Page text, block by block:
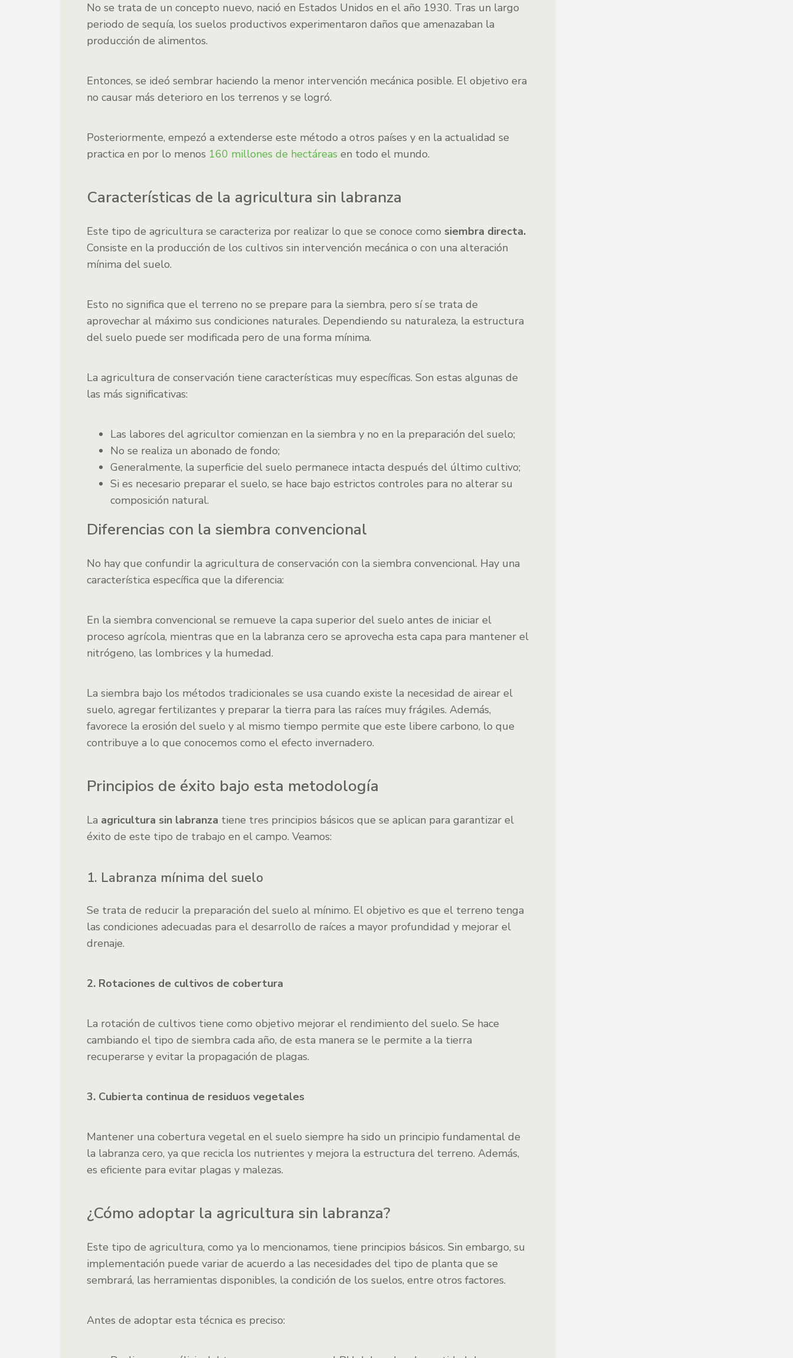
No se trata de un concepto nuevo, nació en Estados Unidos en el año 1930. Tras un largo
periodo de sequía, los suelos productivos experimentaron daños que amenazaban la
producción de alimentos.
Entonces, se ideó sembrar haciendo la menor intervención mecánica posible. El objetivo era
no causar más deterioro en los terrenos y se logró.
Posteriormente, empezó a extenderse este método a otros países y en la actualidad se
practica en por lo menos 160 millones de hectáreas en todo el mundo.
Características de la agricultura sin labranza
Este tipo de agricultura se caracteriza por realizar lo que se conoce como siembra directa.
Consiste en la producción de los cultivos sin intervención mecánica o con una alteración
mínima del suelo.
Esto no significa que el terreno no se prepare para la siembra, pero sí se trata de
aprovechar al máximo sus condiciones naturales. Dependiendo su naturaleza, la estructura
del suelo puede ser modificada pero de una forma mínima.
La agricultura de conservación tiene características muy específicas. Son estas algunas de
las más significativas:
Las labores del agricultor comienzan en la siembra y no en la preparación del suelo;
No se realiza un abonado de fondo;
Generalmente, la superficie del suelo permanece intacta después del último cultivo;
Si es necesario preparar el suelo, se hace bajo estrictos controles para no alterar su
composición natural.
Diferencias con la siembra convencional
No hay que confundir la agricultura de conservación con la siembra convencional. Hay una
característica específica que la diferencia:
En la siembra convencional se remueve la capa superior del suelo antes de iniciar el
proceso agrícola, mientras que en la labranza cero se aprovecha esta capa para mantener el
nitrógeno, las lombrices y la humedad.
La siembra bajo los métodos tradicionales se usa cuando existe la necesidad de airear el
suelo, agregar fertilizantes y preparar la tierra para las raíces muy frágiles. Además,
favorece la erosión del suelo y al mismo tiempo permite que este libere carbono, lo que
contribuye a lo que conocemos como el efecto invernadero.
Principios de éxito bajo esta metodología
La agricultura sin labranza tiene tres principios básicos que se aplican para garantizar el
éxito de este tipo de trabajo en el campo. Veamos:
1. Labranza mínima del suelo
Se trata de reducir la preparación del suelo al mínimo. El objetivo es que el terreno tenga
las condiciones adecuadas para el desarrollo de raíces a mayor profundidad y mejorar el
drenaje.
2. Rotaciones de cultivos de cobertura
La rotación de cultivos tiene como objetivo mejorar el rendimiento del suelo. Se hace
cambiando el tipo de siembra cada año, de esta manera se le permite a la tierra
recuperarse y evitar la propagación de plagas.
3. Cubierta continua de residuos vegetales
Mantener una cobertura vegetal en el suelo siempre ha sido un principio fundamental de
la labranza cero, ya que recicla los nutrientes y mejora la estructura del terreno. Además,
es eficiente para evitar plagas y malezas.
¿Cómo adoptar la agricultura sin labranza?
Este tipo de agricultura, como ya lo mencionamos, tiene principios básicos. Sin embargo, su
implementación puede variar de acuerdo a las necesidades del tipo de planta que se
sembrará, las herramientas disponibles, la condición de los suelos, entre otros factores.
Antes de adoptar esta técnica es preciso: